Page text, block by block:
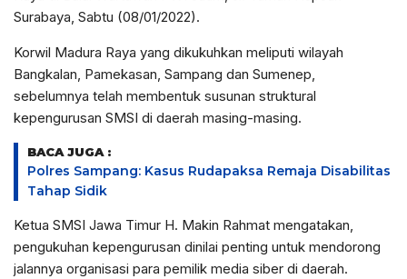
Surabaya, Sabtu (08/01/2022).
Korwil Madura Raya yang dikukuhkan meliputi wilayah
Bangkalan, Pamekasan, Sampang dan Sumenep,
sebelumnya telah membentuk susunan struktural
kepengurusan SMSI di daerah masing-masing.
BACA JUGA :
Polres Sampang: Kasus Rudapaksa Remaja Disabilitas
Tahap Sidik
Ketua SMSI Jawa Timur H. Makin Rahmat mengatakan,
pengukuhan kepengurusan dinilai penting untuk mendorong
jalannya organisasi para pemilik media siber di daerah.